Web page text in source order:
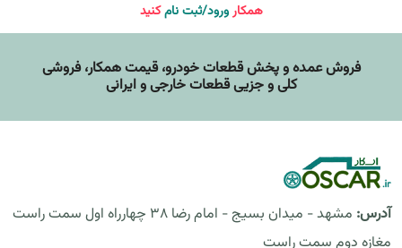
همکارورود/ثبت نامکنید
فروش عمده و پخش قطعات خودرو، قيمت همکار، فروشی
کلی و جزیی قطعات خارجی و ایرانی
آدرس:
مشهد - میدان بسیج - امام رضا 38 چهارراه اول سمت راست
مغازه دوم سمت راست